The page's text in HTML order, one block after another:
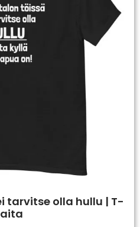
tarvitse olla hullu | T-